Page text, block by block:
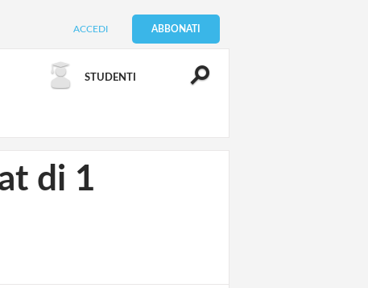
ACCEDI ABBONATI
STUDENTI
di 1